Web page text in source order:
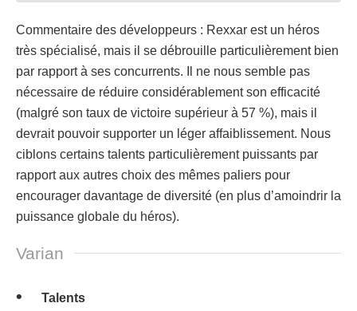
Commentaire des développeurs : Rexxar est un héros
très spécialisé, mais il se débrouille particulièrement bien
par rapport à ses concurrents. Il ne nous semble pas
nécessaire de réduire considérablement son efficacité
(malgré son taux de victoire supérieur à 57 %), mais il
devrait pouvoir supporter un léger affaiblissement. Nous
ciblons certains talents particulièrement puissants par
rapport aux autres choix des mêmes paliers pour
encourager davantage de diversité (en plus d’amoindrir la
puissance globale du héros).
Varian
Talents